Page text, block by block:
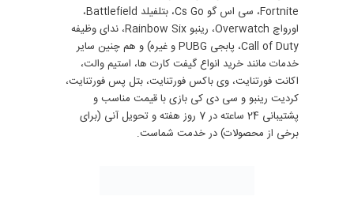
Fortnite، سی اس گو Cs Go، بتلفیلد Battlefield،
اورواچ Overwatch، رینبو Rainbow Six، ندای وظیفه
Call of Duty، پابجی PUBG و غیره) و هم چنین سایر
خدمات مانند خرید انواع گیفت کارت ها، استیم والت،
اکانت فورتنایت، وی باکس فورتنایت، بتل پس فورتنایت،
کردیت رینبو و سی دی کی بازی با قیمت مناسب و
پشتیبانی 24 ساعته در 7 روز هفته و تحویل آنی (برای
برخی از محصولات) در خدمت شماست.